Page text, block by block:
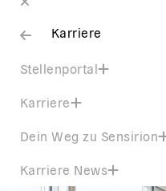
Karriere
Stellenportal
Karriere
Dein Weg zu Sensirion
Karriere News